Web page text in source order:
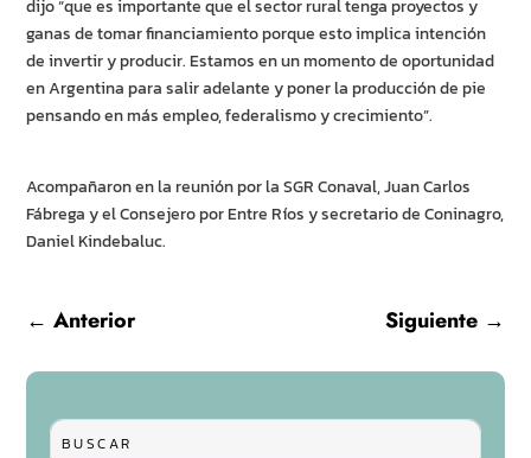
dijo “que es importante que el sector rural tenga proyectos y
ganas de tomar financiamiento porque esto implica intención
de invertir y producir. Estamos en un momento de oportunidad
en Argentina para salir adelante y poner la producción de pie
pensando en más empleo, federalismo y crecimiento”.
Acompañaron en la reunión por la SGR Conaval, Juan Carlos
Fábrega y el Consejero por Entre Ríos y secretario de Coninagro,
Daniel Kindebaluc.
←Anterior Siguiente→